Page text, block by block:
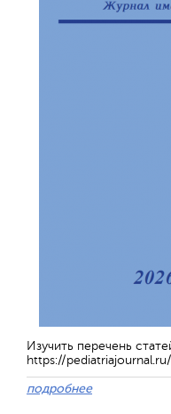
Изучить перечень
https://
подробнее